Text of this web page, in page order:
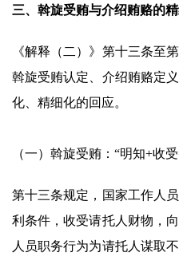
三、斡旋受贿与介绍贿赂的
《解释（二）》第十三条至
斡旋受贿认定、介绍贿赂定
化、精细化的回应。
（一）斡旋受贿：“明知+收
第十三条规定，国家工作人
利条件，收受请托人财物，
人员职务行为为请托人谋取